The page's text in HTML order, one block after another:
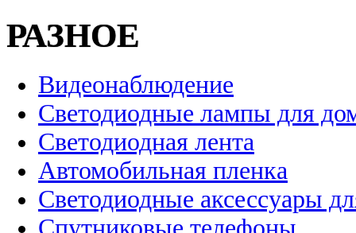
РАЗНОЕ
Видеонаблюдение
Светодиодные лампы для
Светодиодная лента
Автомобильная пленка
Светодиодные аксессуары